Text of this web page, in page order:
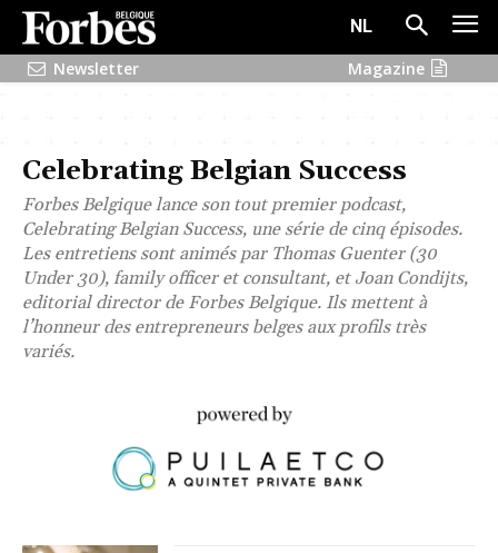
NL
Newsletter
Magazine
Celebrating Belgian Success
Forbes Belgique lance son tout premier podcast,
Celebrating Belgian Success, une série de cinq épisodes.
Les entretiens sont animés par Thomas Guenter (30
Under 30), family officer et consultant, et Joan Condijts,
editorial director de Forbes Belgique. Ils mettent à
l’honneur des entrepreneurs belges aux profils très
variés.